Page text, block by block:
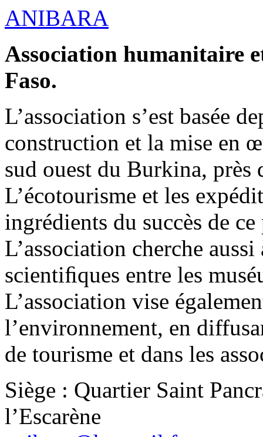
ANIBARA
Association humanitaire
Faso.
L’association s’est basée
construction et la mise en
sud ouest du Burkina,
L’écotourisme et les
ingrédients du succès de
L’association cherche
scientiﬁques entre les
L’association vise
l’environnement, en
de tourisme et dans les
Siège : Quartier Saint
l’Escarène